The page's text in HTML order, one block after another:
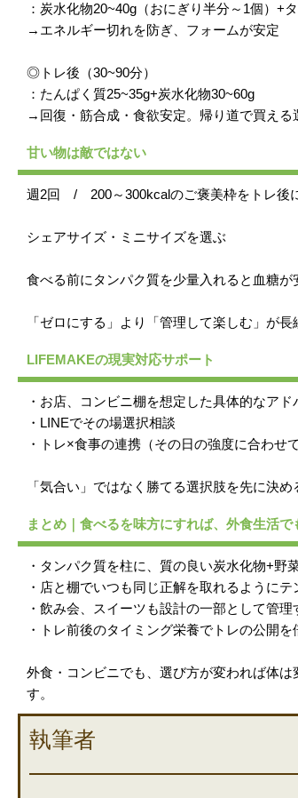
：炭水化物20~40g（おにぎり半分～1個）+
→エネルギー切れを防ぎ、フォームが安定
◎トレ後（30~90分）
：たんぱく質25~35g+炭水化物30~60g
→回復・筋合成・食欲安定。帰り道で買える
甘い物は敵ではない
週2回 / 200～300kcalのご褒美枠をトレ後
シェアサイズ・ミニサイズを選ぶ
食べる前にタンパク質を少量入れると血糖が
「ゼロにする」より「管理して楽しむ」が長
LIFEMAKEの現実対応サポート
・お店、コンビニ棚を想定した具体的なアド
・LINEでその場選択相談
・トレ×食事の連携（その日の強度に合わせ
「気合い」ではなく勝てる選択肢を先に決め
まとめ｜食べるを味方にすれば、外食生活で
・タンパク質を柱に、質の良い炭水化物+野
・店と棚でいつも同じ正解を取れるようにテ
・飲み会、スイーツも設計の一部として管理
・トレ前後のタイミング栄養でトレの公開を
外食・コンビニでも、選び方が変われば体
す。
執筆者